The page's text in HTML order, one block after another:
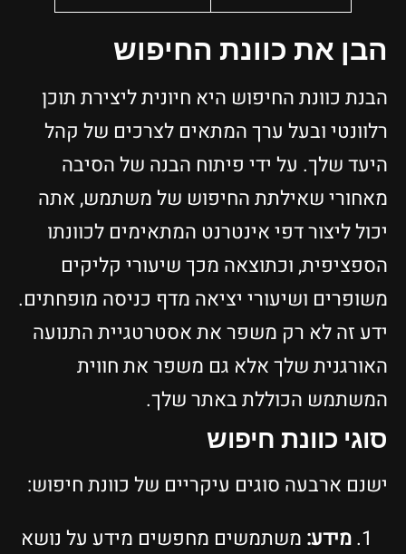
הבן את כוונת החיפוש
הבנת כוונת החיפוש היא חיונית ליצירת תוכן
רלוונטי ובעל ערך המתאים לצרכים של קהל
היעד שלך. על ידי פיתוח הבנה של הסיבה
מאחורי שאילתת החיפוש של משתמש, אתה
יכול ליצור דפי אינטרנט המתאימים לכוונתו
הספציפית, וכתוצאה מכך שיעורי קליקים
משופרים ושיעורי יציאה מדף כניסה מופחתים.
ידע זה לא רק משפר את אסטרטגיית התנועה
האורגנית שלך אלא גם משפר את חווית
המשתמש הכוללת באתר שלך.
סוגי כוונת חיפוש
ישנם ארבעה סוגים עיקריים של כוונת חיפוש:
מידע: משתמשים מחפשים מידע על נושא